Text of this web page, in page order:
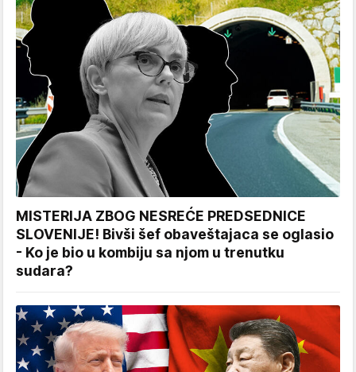
MISTERIJA ZBOG NESREĆE PREDSEDNICE
SLOVENIJE! Bivši šef obaveštajaca se oglasio
- Ko je bio u kombiju sa njom u trenutku
sudara?